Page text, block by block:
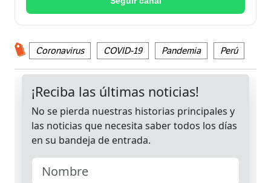
Coronavirus COVID-19 Pandemia Perú